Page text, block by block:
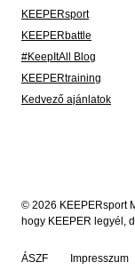
KEEPERsport
KEEPERbattle
#KeepItAll Blog
KEEPERtraining
Kedvező ajánlatok
© 2026 KEEPERsport
hogy KEEPER legyél,
ÁSZF Impresszum